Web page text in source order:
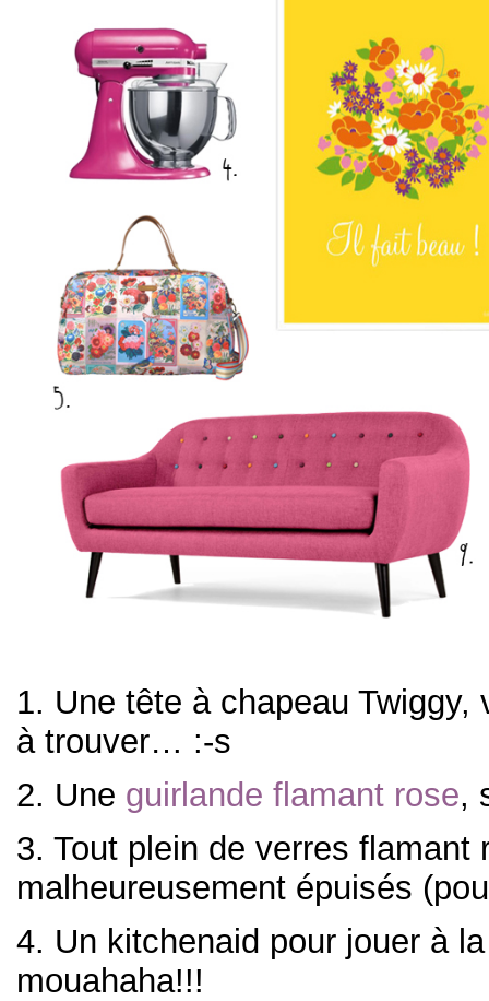
1. Une tête à chapeau Twiggy,
à trouver… :-s
2. Une guirlande flamant rose,
3. Tout plein de verres flamant
malheureusement épuisés
4. Un kitchenaid pour jouer à
mouahaha!!!